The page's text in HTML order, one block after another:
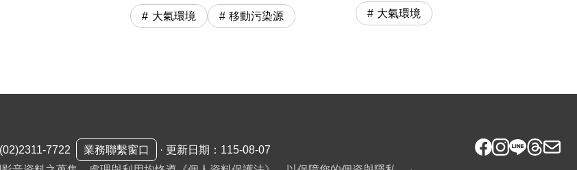
」
大氣環境 移動污染源 大氣環境
(02)2311-7722 業務聯繫窗口 · 更新日期：115-08-07